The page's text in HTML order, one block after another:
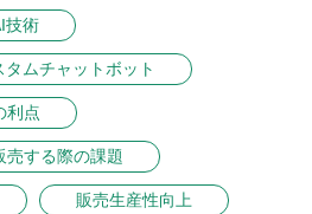
技術
ムチャットボット
利点
売する際の課題
販売生産性向上